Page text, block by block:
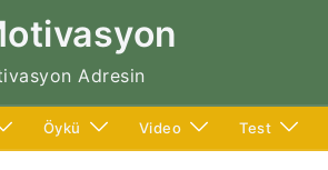
Adresin
Öykü Video Test